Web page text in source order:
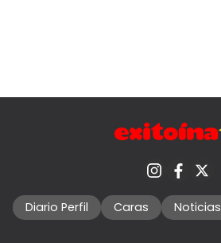
Diario Perfil Caras Noticias